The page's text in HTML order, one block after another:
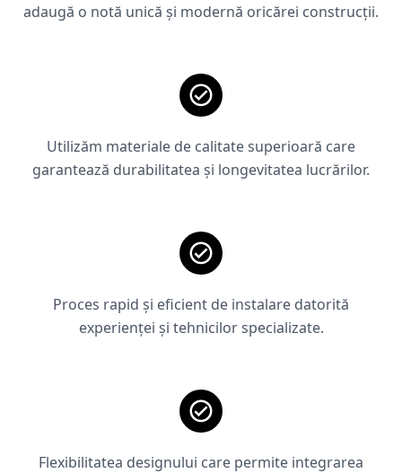
adaugă o notă unică și modernă oricărei construcții.
Utilizăm materiale de calitate superioară care
garantează durabilitatea și longevitatea lucrărilor.
Proces rapid și eficient de instalare datorită
experienței și tehnicilor specializate.
Flexibilitatea designului care permite integrarea